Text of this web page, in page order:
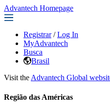
Advantech Homepage
Registrar / Log In
MyAdvantech
Busca
Brasil
Visit the Advantech Global
Região das Américas